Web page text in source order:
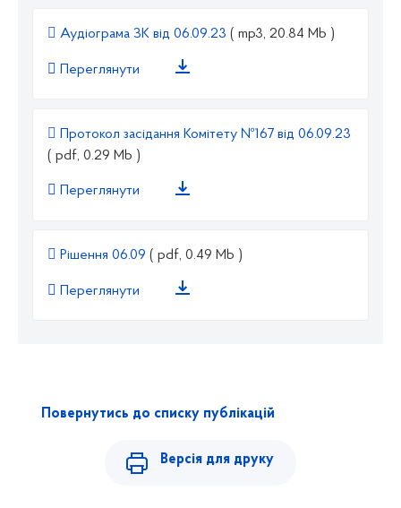
Аудіограма ЗК від 06.09.23 ( mp3, 20.84 Mb )
Переглянути
Протокол засідання Комітету №167 від 06.09.23
( pdf, 0.29 Mb )
Переглянути
Рішення 06.09 ( pdf, 0.49 Mb )
Переглянути
Повернутись до списку публікацій
Версія для друку